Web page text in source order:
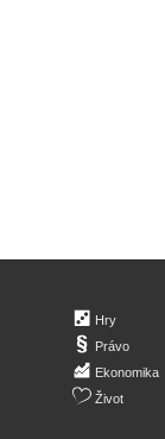
Hry
Právo
Ekonomika
Život